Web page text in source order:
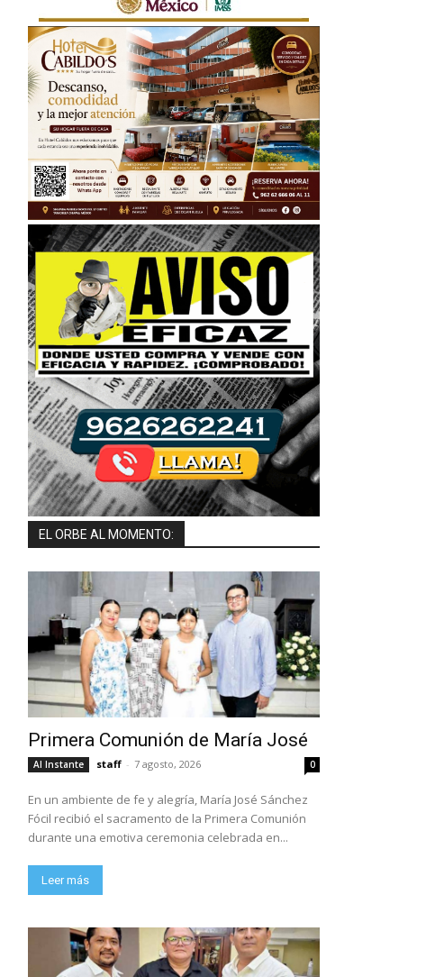
EL ORBE AL MOMENTO:
Primera Comunión de María José
Al Instante staff - 7 agosto, 2026 0
En un ambiente de fe y alegría, María José Sánchez
Fócil recibió el sacramento de la Primera Comunión
durante una emotiva ceremonia celebrada en...
Leer más